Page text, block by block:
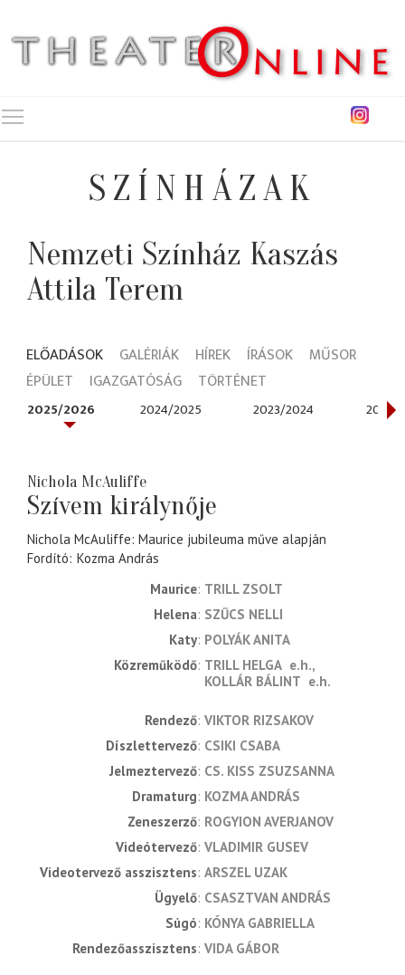
SZÍNHÁZAK
Nemzeti Színház Kaszás
Attila Terem
ELŐADÁSOK GALÉRIÁK HÍREK ÍRÁSOK
MŰSOR
ÉPÜLET
IGAZGATÓSÁG TÖRTÉNET
2025/2026 2024/2025 2023/2024 2022/
Nichola McAuliffe
Szívem királynője
Nichola McAuliffe: Maurice jubileuma műve alapján
Fordító Kozma András
Maurice TRILL ZSOLT
Helena SZŰCS NELLI
Katy POLYÁK ANITA
Közreműködő TRILL HELGA e.h.
KOLLÁR BÁLINT e.h.
rendező VIKTOR RIZSAKOV
díszlettervező CSIKI CSABA
jelmeztervező CS. KISS ZSUZSANNA
dramaturg KOZMA ANDRÁS
zeneszerző ROGYION AVERJANOV
videótervező VLADIMIR GUSEV
videotervező asszisztens ARSZEL UZAK
ügyelő CSASZTVAN ANDRÁS
súgó KÓNYA GABRIELLA
rendezőasszisztens VIDA GÁBOR